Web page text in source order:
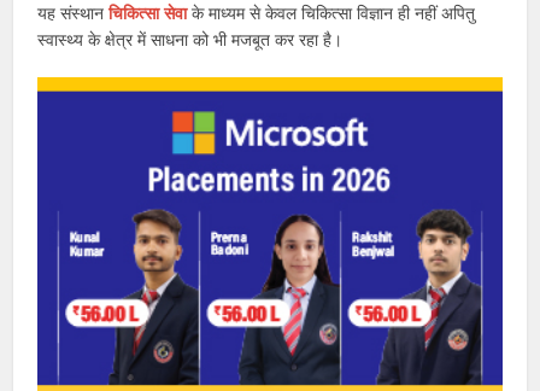
यह संस्थानचिकित्सा सेवाके माध्यम से केवल चिकित्सा विज्ञान ही नहीं अपितु
स्वास्थ्य के क्षेत्र में साधना को भी मजबूत कर रहा है।